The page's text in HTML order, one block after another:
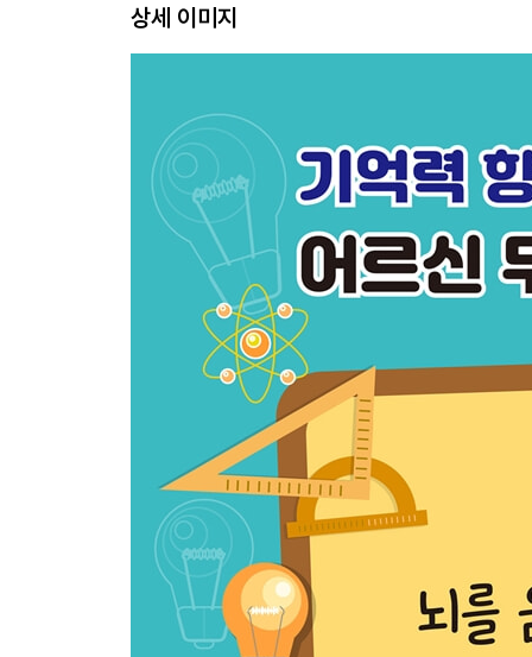
시간 알기 21
숫자 비교하기 22
계절로 연상되는 사물 알기 24
계절로 연상되는 사물 알기 25
그림자로 사물 찾기 26
공간과 위치 알기 27
관계있는 것 28
대칭 위치 알기 29
순서대로 선 긋기 30
없어진 그림 찾기 31
블록 짝 찾기 32
문장 완성하기 33
블록 쌓기 35
짝 찾기 36
모양 결합하기 37
숫자 추론하기 38
입체도형 추론하기 39
전체 확인하기 40
도형과 사물 더하기 41
상세 이미지